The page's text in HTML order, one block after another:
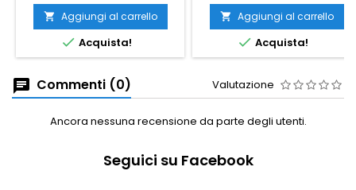
 Aggiungi al carrello
 Acquista!
 Aggiungi al carrello
 Acquista!
Commenti (0) Valutazione
Ancora nessuna recensione da parte degli utenti.
Seguici su Facebook